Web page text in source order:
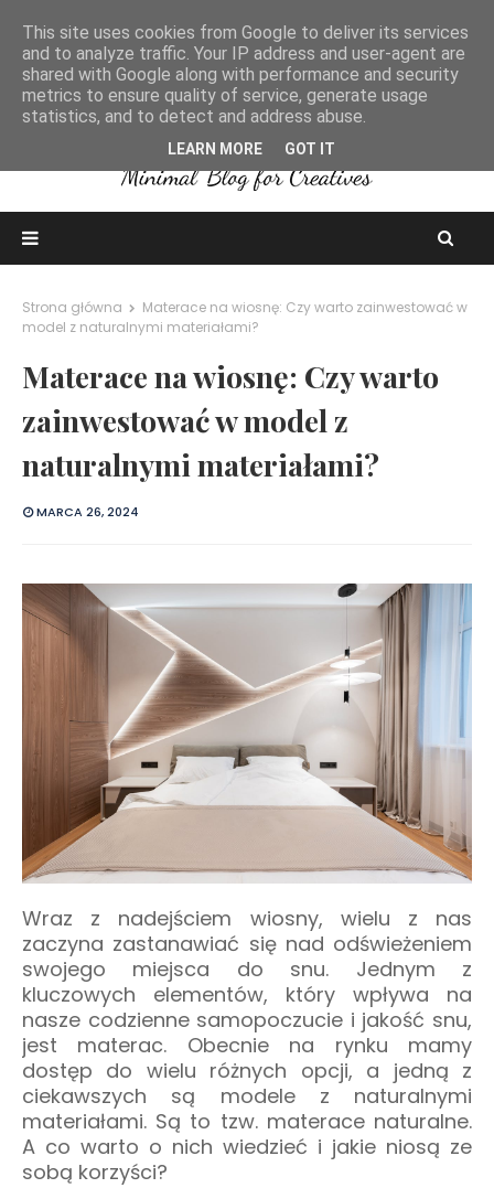
Strona główna
Materace na wiosnę: Czy warto zainwestować w
model z naturalnymi materiałami?
Materace na wiosnę: Czy warto
zainwestować w model z
naturalnymi materiałami?
MARCA 26, 2024
Wraz z nadejściem wiosny, wielu z nas
zaczyna zastanawiać się nad odświeżeniem
swojego miejsca do snu. Jednym z
kluczowych elementów, który wpływa na
nasze codzienne samopoczucie i jakość snu,
jest materac. Obecnie na rynku mamy
dostęp do wielu różnych opcji, a jedną z
ciekawszych są modele z naturalnymi
materiałami. Są to tzw. materace naturalne.
A co warto o nich wiedzieć i jakie niosą ze
sobą korzyści?
This site uses cookies from Google to deliver its services
and to analyze traffic. Your IP address and user-agent are
shared with Google along with performance and security
metrics to ensure quality of service, generate usage
statistics, and to detect and address abuse.
LEARN MORE GOT IT